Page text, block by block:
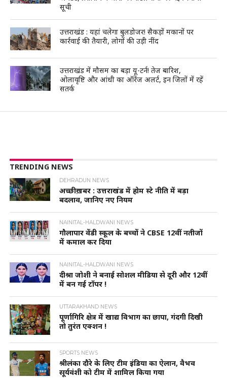
सूची
उत्तराखंड : यहां चलेगा बुलडोजर! सैकड़ों मकानों पर
कार्रवाई की तैयारी, लोगों की उड़ी नींद
उत्तराखंड में मौसम का बड़ा यू-टर्न! तेज बारिश,
ओलावृष्टि और आंधी का ऑरेंज अलर्ट, इन जिलों में रहें
सतर्क
TRENDING NEWS
DEHRADUN NEWS
अच्छी ख़बर : उत्तराखंड में होम स्टे नीति में बड़ा
बदलाव, जानिए नए नियम
NAINITAL-HALDWANI NEWS
गौलापार वेंडी स्कूल के बच्चों ने CBSE 12वीं नतीजों
में कमाल कर दिया
NAINITAL-HALDWANI NEWS
दीश्रा जोशी ने बनाई सोशल मीडिया से दूरी और 12वीं
में बन गई टॉपर !
UTTARAKHAND NEWS
पूर्णागिरि क्षेत्र में खाद्य विभाग का छापा, गंदगी दिखी
तो तुरंत एक्शन !
SPORTS NEWS
श्रीलंका दौरे के लिए टीम इंडिया का ऐलान, वैभव
सूर्यवंशी को टीम में शामिल किया गया